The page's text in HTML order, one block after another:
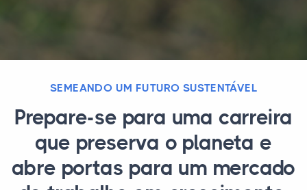
SEMEANDO UM FUTURO SUSTENTÁVEL
Prepare-se para uma carreira
que preserva o planeta e
abre portas para um mercado